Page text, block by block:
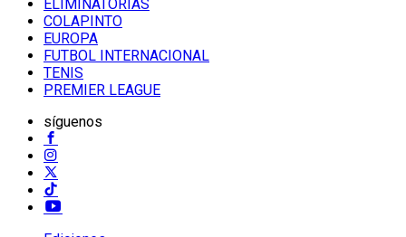
ELIMINATORIAS
COLAPINTO
EUROPA
FUTBOL INTERNACIONAL
TENIS
PREMIER LEAGUE
síguenos